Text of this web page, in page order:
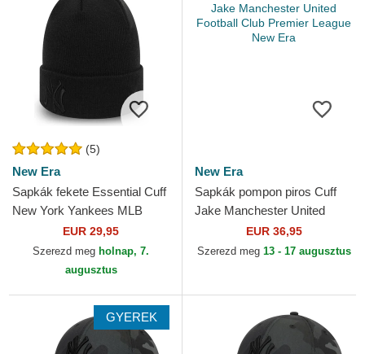
(5)
New Era
Sapkák fekete Essential Cuff
New York Yankees MLB
EUR 29,95
Szerezd meg holnap, 7.
augusztus
New Era
Sapkák pompon piros Cuff
Jake Manchester United
Football Club Premier League
New Era
EUR 36,95
Szerezd meg 13 - 17 augusztus
GYEREK